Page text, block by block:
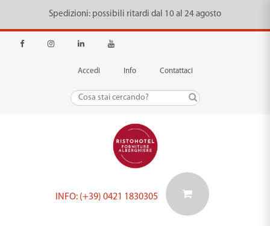
Spedizioni: possibili ritardi dal 10 al 24 agosto
Accedi Info Contattaci
INFO: (+39) 0421 1830305